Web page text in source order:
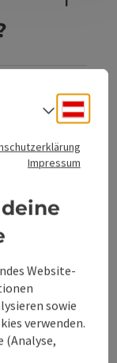
Impressum
Website-
sowie
verwenden.
(Analyse,